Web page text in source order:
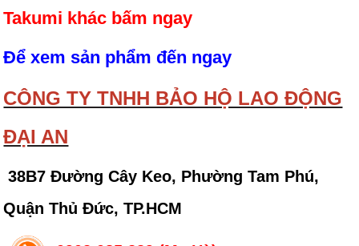
Takumi khác bấm ngay
Để xem sản phẩm đến ngay
CÔNG TY TNHH BẢO HỘ LAO ĐỘNG
ĐẠI AN
38B7 Đường Cây Keo, Phường Tam Phú,
Quận Thủ Đức, TP.HCM